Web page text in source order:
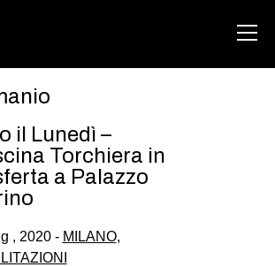
ABOUT
GAZA FREESTYLE
il Lunedì –
Torchiera in
a Palazzo
, 2020 - MILANO,